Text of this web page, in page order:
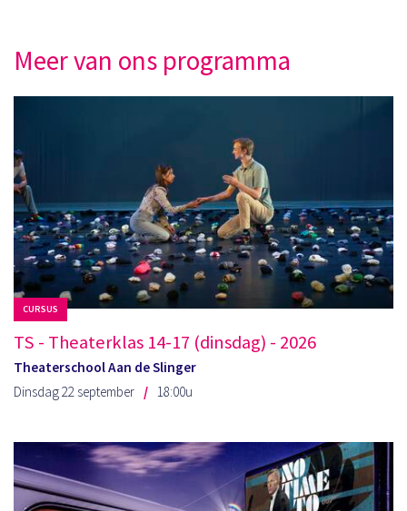
Meer van ons programma
CURSUS
TS - Theaterklas 14-17 (dinsdag) - 2026
Theaterschool Aan de Slinger
Dinsdag 22 september
18:00u